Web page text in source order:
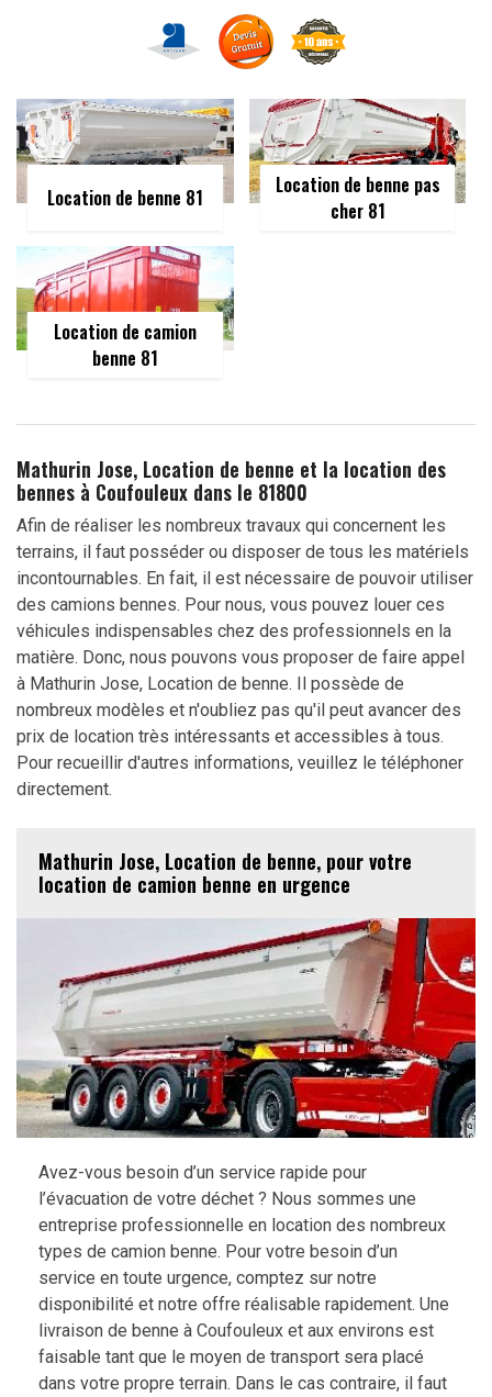
Location de benne 81
Location de benne pas
cher 81
Location de camion
benne 81
Mathurin Jose, Location de benne et la location des
bennes à Coufouleux dans le 81800
Afin de réaliser les nombreux travaux qui concernent les
terrains, il faut posséder ou disposer de tous les matériels
incontournables. En fait, il est nécessaire de pouvoir utiliser
des camions bennes. Pour nous, vous pouvez louer ces
véhicules indispensables chez des professionnels en la
matière. Donc, nous pouvons vous proposer de faire appel
à Mathurin Jose, Location de benne. Il possède de
nombreux modèles et n'oubliez pas qu'il peut avancer des
prix de location très intéressants et accessibles à tous.
Pour recueillir d'autres informations, veuillez le téléphoner
directement.
Mathurin Jose, Location de benne, pour votre
location de camion benne en urgence
Avez-vous besoin d’un service rapide pour
l’évacuation de votre déchet ? Nous sommes une
entreprise professionnelle en location des nombreux
types de camion benne. Pour votre besoin d’un
service en toute urgence, comptez sur notre
disponibilité et notre offre réalisable rapidement. Une
livraison de benne à Coufouleux et aux environs est
faisable tant que le moyen de transport sera placé
dans votre propre terrain. Dans le cas contraire, il faut